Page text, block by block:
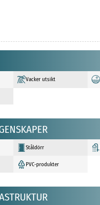
Vacker utsikt
Ståldörr
PVC-produkter